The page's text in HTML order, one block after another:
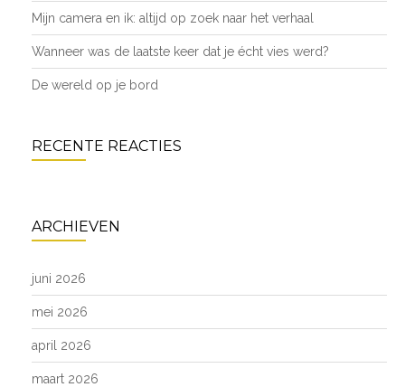
Mijn camera en ik: altijd op zoek naar het verhaal
Wanneer was de laatste keer dat je écht vies werd?
De wereld op je bord
RECENTE REACTIES
ARCHIEVEN
juni 2026
mei 2026
april 2026
maart 2026